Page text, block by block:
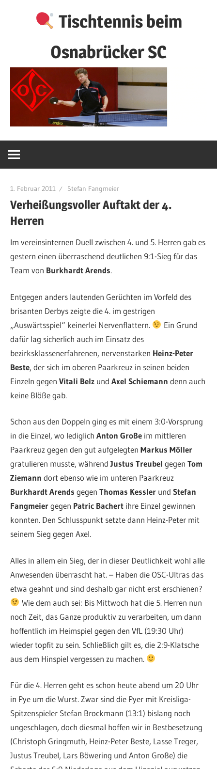
Tischtennis beim
Osnabrücker SC
1. Februar 2011 Stefan Fangmeier
Verheißungsvoller Auftakt der 4.
Herren
Im vereinsinternen Duell zwischen 4. und 5. Herren gab es
gestern einen überraschend deutlichen 9:1-Sieg für das
Team von Burkhardt Arends.
Entgegen anders lautenden Gerüchten im Vorfeld des
brisanten Derbys zeigte die 4. im gestrigen
„Auswärtsspiel“ keinerlei Nervenflattern.
Ein Grund
dafür lag sicherlich auch im Einsatz des
bezirksklassenerfahrenen, nervenstarken Heinz-Peter
Beste, der sich im oberen Paarkreuz in seinen beiden
Einzeln gegenVitali Belz undAxel Schiemann denn auch
keine Blöße gab.
Schon aus den Doppeln ging es mit einem 3:0-Vorsprung
in die Einzel, wo lediglichAnton Große im mittleren
Paarkreuz gegen den gut aufgelegtenMarkus Möller
gratulieren musste, währendJustus Treubel gegenTom
Ziemann dort ebenso wie im unteren Paarkreuz
Burkhardt Arends gegenThomas Kessler undStefan
Fangmeiergegen Patric Bachert ihre Einzel gewinnen
konnten. Den Schlusspunkt setzte dann Heinz-Peter mit
seinem Sieg gegen Axel.
Alles in allem ein Sieg, der in dieser Deutlichkeit wohl alle
Anwesenden überrascht hat. – Haben die OSC-Ultras das
etwa geahnt und sind deshalb gar nicht erst erschienen?
Wie dem auch sei: Bis Mittwoch hat die 5. Herren nun
noch Zeit, das Ganze produktiv zu verarbeiten, um dann
hoffentlich im Heimspiel gegen den VfL (19:30 Uhr)
wieder topfit zu sein. Schließlich gilt es, die 2:9-Klatsche
aus dem Hinspiel vergessen zu machen.
Für die 4. Herren geht es schon heute abend um 20 Uhr
in Pye um die Wurst. Zwar sind die Pyer mit Kreisliga-
Spitzenspieler Stefan Brockmann (13:1) bislang noch
ungeschlagen, doch diesmal hoffen wir in Bestbesetzung
(Christoph Gringmuth, Heinz-Peter Beste, Lasse Treger,
Justus Treubel, Lars Böwering und Anton Große) die